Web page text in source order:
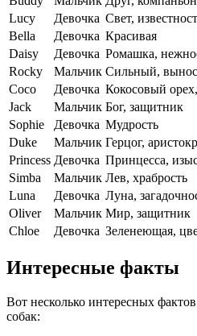
Lucy
Девочка Свет,
Bella
Девочка Красивая
Daisy
Девочка Ромашка,
Rocky
Мальчик Сильный,
Coco
Девочка Кокосовый
Jack
Мальчик Бог, защитник
Sophie
Девочка Мудрость
Duke
Мальчик Герцог,
Princess Девочка Принцесса,
Simba
Мальчик Лев, храбрость
Luna
Девочка Луна,
Oliver
Мальчик Мир, защитник
Chloe
Девочка Зеленеющая,
Интересные факты
Вот несколько интересных
собак: